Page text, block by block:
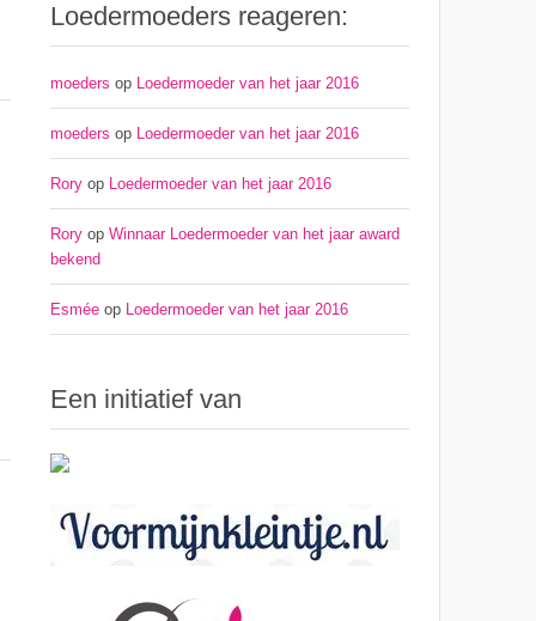
Loedermoeders reageren:
moeders op Loedermoeder van het jaar 2016
moeders op Loedermoeder van het jaar 2016
Roryop Loedermoeder van het jaar 2016
Roryop Winnaar Loedermoeder van het jaar award
bekend
Esméeop Loedermoeder van het jaar 2016
Een initiatief van